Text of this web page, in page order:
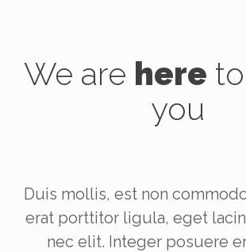
We are here
you
Duis mollis, est non
erat porttitor ligula, eget
nec elit. Integer posuere